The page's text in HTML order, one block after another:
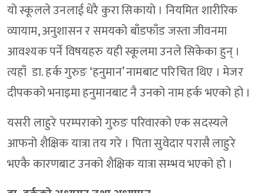
यो स्कूलले उनलाई धेरै कुरा सिकायो । नियमित शारीरिक
व्यायाम, अनुशासन र समयको बाँडफाँड जस्ता जीवनमा
आवश्यक पर्ने विषयहरु यही स्कूलमा उनले सिकेका हुन् ।
त्यहाँ डा. हर्क गुरुङ ‘हनुमान’ नामबाट परिचित थिए । मेजर
दीपकको भनाइमा हनुमानबाट नै उनको नाम हर्क भएको हो ।
यसरी लाहुरे परम्पराको गुरुङ परिवारको एक सदस्यले
आफनो शैक्षिक यात्रा तय गरे । पिता सुवेदार परासै लाहुरे
भएकै कारणबाट उनको शैक्षिक यात्रा सम्भव भएको हो ।